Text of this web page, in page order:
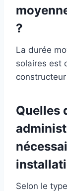
?
La durée
solaires est
Quelles
Selon le